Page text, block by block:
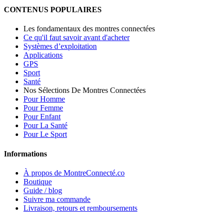
CONTENUS POPULAIRES
Les fondamentaux des montres connectées
Ce qu'il faut savoir avant d'acheter
Systèmes d’exploitation
Applications
GPS
Sport
Santé
Nos Sélections De Montres Connectées
Pour Homme
Pour Femme
Pour Enfant
Pour La Santé
Pour Le Sport
Informations
À propos de MontreConnecté.co
Boutique
Guide / blog
Suivre ma commande
Livraison, retours et remboursements